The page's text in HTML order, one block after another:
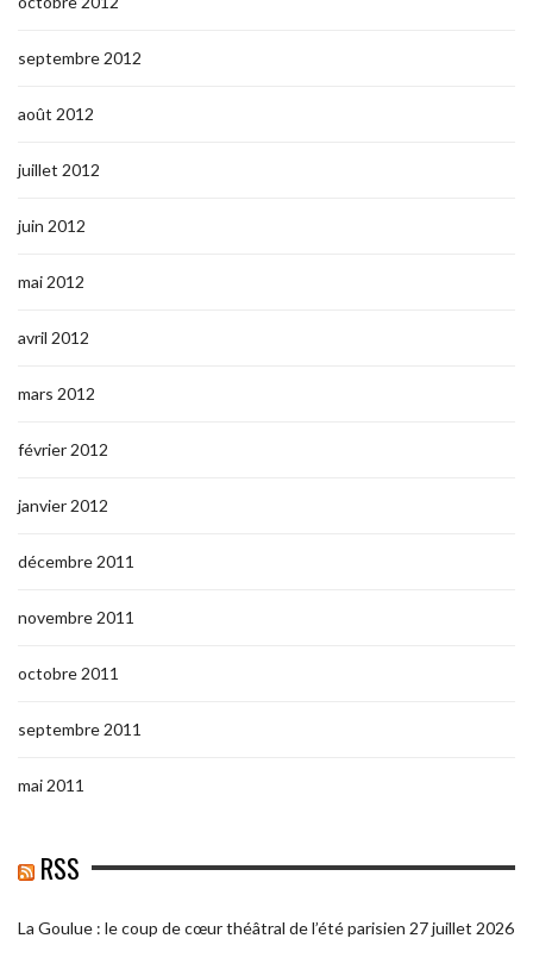
septembre 2012
août 2012
juillet 2012
juin 2012
mai 2012
avril 2012
mars 2012
février 2012
janvier 2012
décembre 2011
novembre 2011
octobre 2011
septembre 2011
mai 2011
RSS
La Goulue : le coup de cœur théâtral de l’été parisien 27 juillet 2026